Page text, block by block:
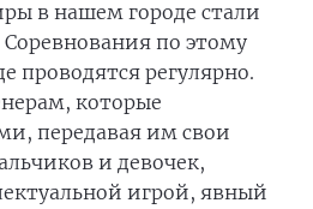
в нашем городе стали
по этому
проводятся регулярно.
которые
передавая им свои
и девочек,
игрой, явный